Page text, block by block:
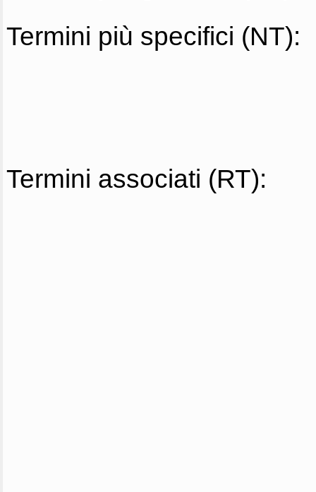
Termini più specifici (NT):
Termini associati (RT):